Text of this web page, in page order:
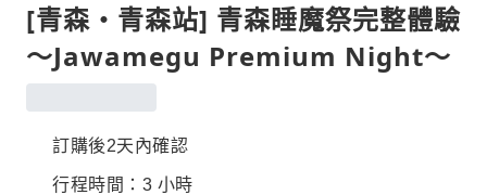
[青森・青森站] 青森睡魔祭完整體驗
～Jawamegu Premium Night～
訂購後2天內確認
行程時間：3 小時